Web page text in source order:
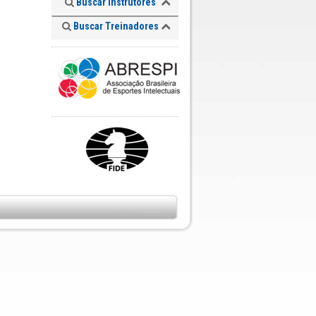
Buscar Treinadores